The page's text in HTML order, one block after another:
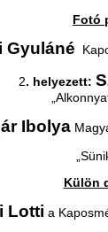
Fotó
Gyuláné
. helyezett:
Ibolya
Külön
Lotti a